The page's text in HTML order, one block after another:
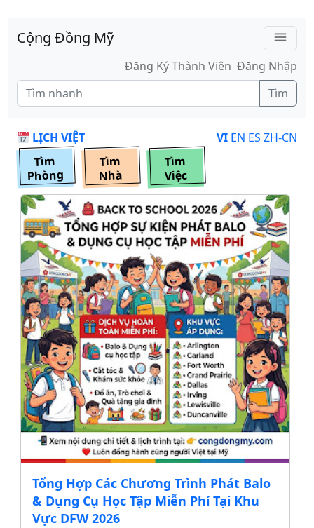
Cộng Đồng Mỹ
menu
Đăng Ký Thành Viên Đăng Nhập
Tìm
LỊCH VIỆT VI EN ES ZH-CN
Tìm
Phòng
Tìm
Nhà
Tìm
Việc
Tổng Hợp Các Chương Trình Phát Balo
& Dụng Cụ Học Tập Miễn Phí Tại Khu
Vực DFW 2026